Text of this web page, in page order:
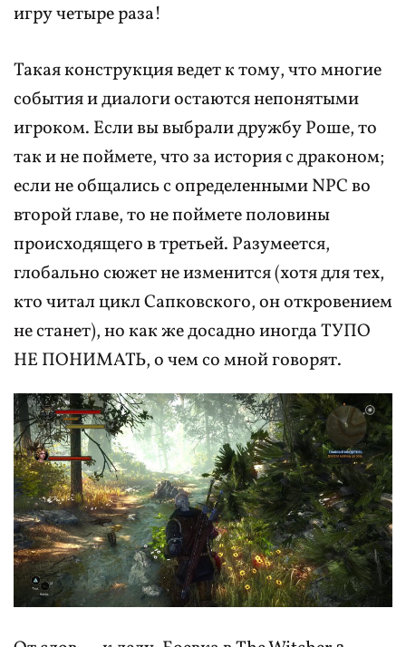
игру четыре раза!
Такая конструкция ведет к тому, что многие
события и диалоги остаются непонятыми
игроком. Если вы выбрали дружбу Роше, то
так и не поймете, что за история с драконом;
если не общались с определенными NPC во
второй главе, то не поймете половины
происходящего в третьей. Разумеется,
глобально сюжет не изменится (хотя для тех,
кто читал цикл Сапковского, он откровением
не станет), но как же досадно иногда ТУПО
НЕ ПОНИМАТЬ, о чем со мной говорят.